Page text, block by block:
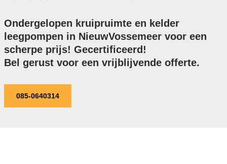
Ondergelopen kruipruimte en kelder
leegpompen in NieuwVossemeer voor een
scherpe prijs! Gecertificeerd!
Bel gerust voor een vrijblijvende offerte.
085-0640314